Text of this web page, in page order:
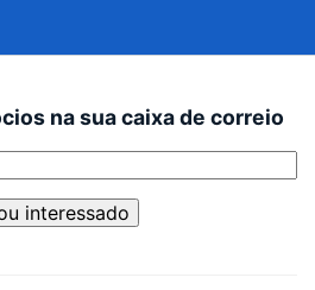
na sua caixa de correio
interessado